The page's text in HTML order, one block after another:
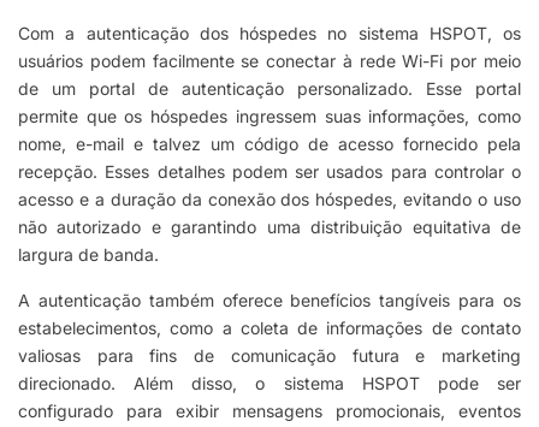
Com a autenticação dos hóspedes no sistema HSPOT, os
usuários podem facilmente se conectar à rede Wi-Fi por meio
de um portal de autenticação personalizado. Esse portal
permite que os hóspedes ingressem suas informações, como
nome, e-mail e talvez um código de acesso fornecido pela
recepção. Esses detalhes podem ser usados para controlar o
acesso e a duração da conexão dos hóspedes, evitando o uso
não autorizado e garantindo uma distribuição equitativa de
largura de banda.
A autenticação também oferece benefícios tangíveis para os
estabelecimentos, como a coleta de informações de contato
valiosas para fins de comunicação futura e marketing
direcionado. Além disso, o sistema HSPOT pode ser
configurado para exibir mensagens promocionais, eventos